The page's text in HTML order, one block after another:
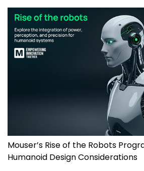
Mouser’s Rise of the Robots
Humanoid Design Considerations